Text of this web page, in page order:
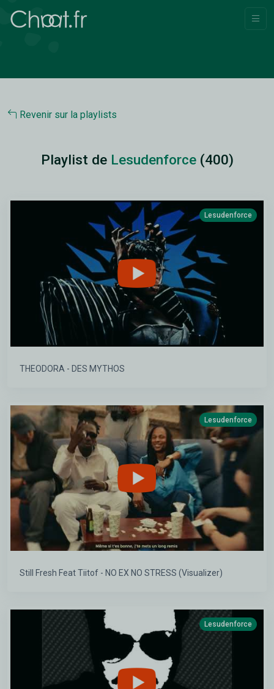
Revenir sur la playlists
Playlist de Lesudenforce (400)
Lesudenforce
THEODORA - DES MYTHOS
Lesudenforce
Still Fresh Feat Tiitof - NO EX NO STRESS (Visualizer)
Lesudenforce